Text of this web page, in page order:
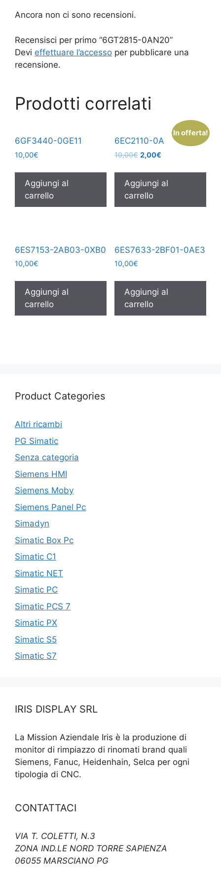
Ancora non ci sono recensioni.
Recensisci per primo “6GT2815-0AN20”
Devi effettuare l’accesso per pubblicare una
recensione.
Prodotti correlati
6GF3440-0GE11
10,00€
Aggiungi al
carrello
In offerta!
6EC2110-0A
10,00€ 2,00€
Aggiungi al
carrello
6ES7153-2AB03-0XB0
10,00€
Aggiungi al
carrello
6ES7633-2BF01-0AE3
10,00€
Aggiungi al
carrello
Product Categories
Altri ricambi
PG Simatic
Senza categoria
Siemens HMI
Siemens Moby
Siemens Panel Pc
Simadyn
Simatic Box Pc
Simatic C1
Simatic NET
Simatic PC
Simatic PCS 7
Simatic PX
Simatic S5
Simatic S7
IRIS DISPLAY SRL
La Mission Aziendale Iris è la produzione di
monitor di rimpiazzo di rinomati brand quali
Siemens, Fanuc, Heidenhain, Selca per ogni
tipologia di CNC.
CONTATTACI
VIA T. COLETTI, N.3
ZONA IND.LE NORD TORRE SAPIENZA
06055 MARSCIANO PG